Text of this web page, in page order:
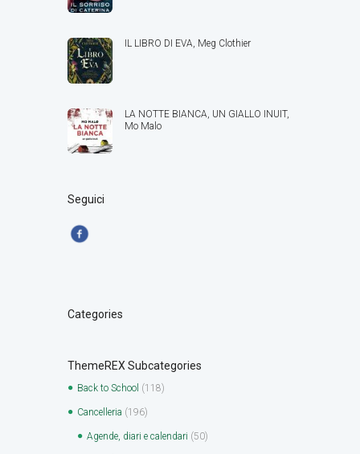
IL LIBRO DI EVA, Meg Clothier
LA NOTTE BIANCA, UN GIALLO INUIT,
Mo Malo
Seguici
Categories
ThemeREX Subcategories
Back to School (118)
Cancelleria (196)
Agende, diari e calendari (50)